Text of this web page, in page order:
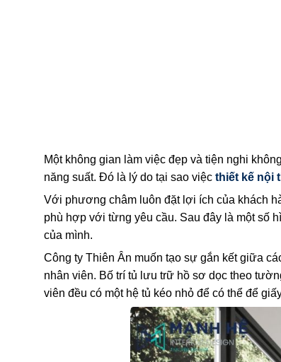
Một không gian làm việc đẹp và tiện nghi
năng suất. Đó là lý do tại sao việc thiết kế nội
Với phương châm luôn đặt lợi ích của khách
phù hợp với từng yêu cầu. Sau đây là một số
của mình.
Công ty Thiên Ân muốn tạo sự gắn kết giữa
nhân viên. Bố trí tủ lưu trữ hồ sơ dọc theo
viên đều có một hệ tủ kéo nhỏ để có thể để